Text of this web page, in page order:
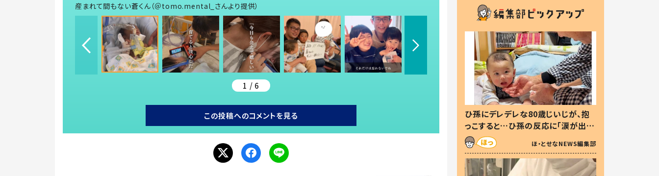
産まれて間もない蒼くん（＠tomo.mental_さんより提供）
1 / 6
この投稿へのコメントを見る
ひ孫にデレデレな80歳じいじが、抱
っこすると…ひ孫の反応に「涙が出ま
した」「可愛くて仕方ない」
ほ・とせなNEWS編集部